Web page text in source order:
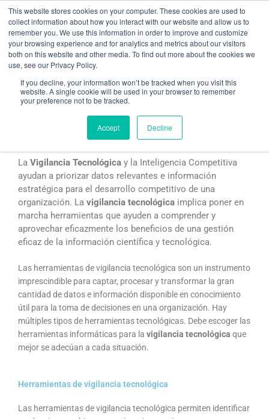
This website stores cookies on your computer. These cookies are used to
collect information about how you interact with our website and allow us to
remember you. We use this information in order to improve and customize
your browsing experience and for analytics and metrics about our visitors
both on this website and other media. To find out more about the cookies we
use, see our Privacy Policy.
If you decline, your information won’t be tracked when you visit this
website. A single cookie will be used in your browser to remember
your preference not to be tracked.
Accept Decline
contenido
Herramientas de vigilancia tecnológica e inteligencia
competitiva
La vigilancia tecnológica
La Vigilancia Tecnológica y la Inteligencia Competitiva
ayudan a priorizar datos relevantes e información
estratégica para el desarrollo competitivo de una
organización. La vigilancia tecnológica implica poner en
marcha herramientas que ayuden a comprender y
aprovechar eficazmente los beneficios de una gestión
eficaz de la información científica y tecnológica.
Las herramientas de vigilancia tecnológica son un instrumento
imprescindible para captar, procesar y transformar la gran
cantidad de datos e información disponible en conocimiento
útil para la toma de decisiones en una organización. Hay
múltiples tipos de herramientas tecnológicas. Debe escoger las
herramientas informáticas para la vigilancia tecnológica que
mejor se adecúan a cada situación.
Herramientas de vigilancia tecnológica
Las herramientas de vigilancia tecnológica permiten identificar